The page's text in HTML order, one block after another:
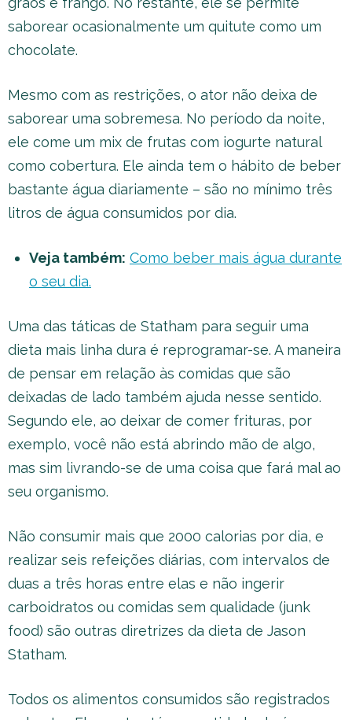
saborear ocasionalmente um quitute como um
chocolate.
Mesmo com as restrições, o ator não deixa de
saborear uma sobremesa. No período da noite,
ele come um mix de frutas com iogurte natural
como cobertura. Ele ainda tem o hábito de beber
bastante água diariamente – são no mínimo três
litros de água consumidos por dia.
Veja também: Como beber mais água durante
o seu dia.
Uma das táticas de Statham para seguir uma
dieta mais linha dura é reprogramar-se. A maneira
de pensar em relação às comidas que são
deixadas de lado também ajuda nesse sentido.
Segundo ele, ao deixar de comer frituras, por
exemplo, você não está abrindo mão de algo,
mas sim livrando-se de uma coisa que fará mal ao
seu organismo.
Não consumir mais que 2000 calorias por dia, e
realizar seis refeições diárias, com intervalos de
duas a três horas entre elas e não ingerir
carboidratos ou comidas sem qualidade (junk
food) são outras diretrizes da dieta de Jason
Statham.
Todos os alimentos consumidos são registrados